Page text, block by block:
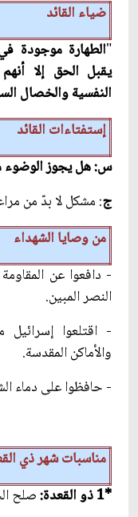
ضياء القائد
"الطهارة موجودة
يقبل الحق إلا
النفسية والخصال
إستفتاءات القائد
س: هل يجوز الوضوء
ج: مشكل لا بدّ من
من وصايا الشهداء
- دافعوا عن
النصر المبين.
- اقتلعوا
والأماكن المقدسة.
- حافظوا على دماء
مناسبات شهر ذي
*1 ذو القعدة:
صلح